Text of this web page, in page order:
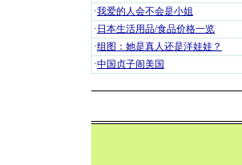
·我爱的人会不会是小姐
· 日本生活用品/食品价格一览
·组图：她是真人还是洋娃娃？
·中国贞子闹美国